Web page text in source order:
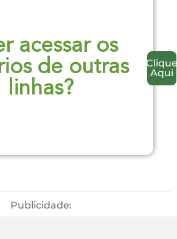
acessar os
de outras
linhas?
Clique
Aqui
Publicidade: